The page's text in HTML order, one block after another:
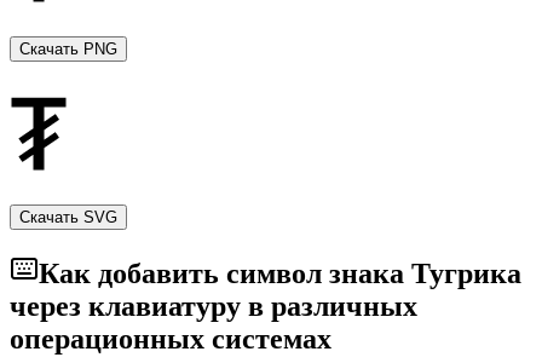
установления цен на товары и услуги в международной
торговле. Это облегчает Монголии и остальному миру
Финансовые операции, сбережения и инвестиции
представлены Tugrik Sign. Это означает экономическую
Скачать PNG
Скачать SVG
Как добавить символ знака Тугрика
через клавиатуру в различных
операционных системах